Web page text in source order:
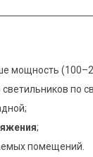
мощность
светильников по
;
помещений.